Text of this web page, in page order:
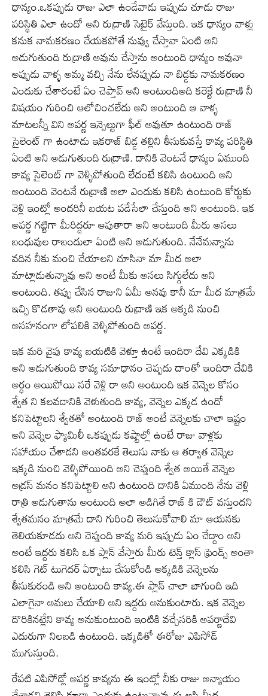
ధాన్యం.ఒకప్పుడు రాజు ఎలా ఉండేవాడు ఇప్పుడు చూడు రాజు
పరిస్థితి ఎలా ఉందో అని రుద్రాణి సెటైర్ వేస్తుంది. ఇక ధాన్యం వాళ్లు
కనుక నామకరణం చేయకపోతే నువ్వు చేస్తావా ఏంటి అని
అడుగుతుంది రుద్రాణి అవును చేస్తాను అంటుంది ధాన్యం అవునా
అప్పుడు వాళ్ళ అమ్మ వచ్చి నేను లేనప్పుడు నా బిడ్డకు నామకరణం
ఎందుకు చేశారంటే ఏం చెప్తావ్ అని అంటుందిఅది కరెక్టే రుద్రాణి నీ
విషయం గురించి ఆలోచించలేదు అని అంటుంది ఆ వాళ్ళ
మాటలన్నీ విని అపర్ణ ఇన్సెల్టుగా ఫీల్ అవుతూ ఉంటుంది రాజ్
సైలెంట్ గా ఉంటాడు ఇకరాజ్ బిడ్డ తల్లిని తీసుకువస్తే కావ్య పరిస్థితి
ఏంటి అని అడుగుతుంది రుద్రాణి. దానికి వెంటనే ధాన్యం ఏముంది
కావ్య సైలెంట్ గా వెళ్ళిపోతుంది లేదంటే కలిసి ఉంటుంది అని
అంటుంది వెంటనే రుద్రాణి అలా ఎందుకు కలిసి ఉంటుంది కోర్టుకు
వెళ్లి ఇంట్లో అందరినీ బయట పడేసేలా చేస్తుంది అని అంటుంది. ఇక
అపర్ణ గట్టిగా మీరిద్దరూ ఆపుతారా అని అంటుంది మీరు అసలు
బంధువుల రాబందులా ఏంటి అని అడుగుతుంది. నేనేమన్నాను
వదిన నీకు మంచి చేయాలని చూసినా మా మీద అలా
మాట్లాడుతున్నావు అని అంటే మీకు అసలు సిగ్గులేదు అని
అంటుంది. తప్పు చేసిన రాజుని ఏమీ అనవు కానీ మా మీద మాత్రమే
ఇచ్చి కొడతావు అని అంటుంది రుద్రాణి ఇక అక్కడి నుంచి
అసహనంగా లోపలికి వెళ్ళిపోతుంది అపర్ణ.
ఇక మరి వైపు కావ్య బయటికి వెళ్తూ ఉంటే ఇందిరా దేవి ఎక్కడికి
అని అడుగుతుంది కావ్య సమాధానం చెప్పదు దాంతో ఇందిరా దేవికి
అర్థం అయిపోయి సరే వెళ్లి రా అని అంటుంది ఇక వెన్నెల కోసం
శ్వేత ని కలవడానికి వెళుతుంది కావ్య, వెన్నెల ఎక్కడ ఉందో
కనిపెట్టాలని శ్వేతతో అంటుంది రాజ్ అంటే వెన్నెలకు చాలా ఇష్టం
అని వెన్నెల ఫ్యామిలీ ఒకప్పుడు కష్టాల్లో ఉంటే రాజు వాళ్లకు
సహాయం చేశాడని అంతవరకే తెలుసు నాకు ఆ తర్వాత వెన్నెల
ఇక్కడి నుంచి వెళ్ళిపోయింది అని చెప్తుంది శ్వేత అయితే వెన్నెల
అడ్రస్ మనం కనిపెట్టాలి అని ఉంటుంది దానికి ఏముంది నేను వెళ్లి
రాత్రి అడుగుతాను అంటుంది అలా అడిగితే రాజ్ కి డౌట్ వస్తుందని
శ్వేతమనం మాత్రమే దాని గురించి తెలుసుకోవాలి మా ఆయనకు
తెలియకూడదు అని చెప్తుంది కావ్య మరి ఇప్పుడు ఏం చేద్దాం అని
అంటే ఇద్దరు కలిసి ఒక ప్లాన్ వేస్తారు మీరు టెన్త్ క్లాస్ ఫ్రెండ్స్ అంతా
కలిసి గెట్ టుగెదర్ ఏర్పాటు చేసుకోండి అక్కడికి వెన్నెలను
తీసుకురండి అని అంటుంది కావ్య.ఈ ప్లాన్ చాలా బాగుంది ఇది
ఎలాగైనా అమలు చేయాలి అని ఇద్దరు అనుకుంటారు. ఇక వెన్నెల
దొరికినట్లేని కావ్య అనుకుంటుంది ఇంటికి వచ్చేసరికి అపర్ణాదేవి
ఎదురుగా నిలబడి ఉంటుంది. ఇక్కడితో ఈరోజు ఎపిసోడ్
ముగుస్తుంది.
రేపటి ఎపిసోడ్లో అపర్ణ కావ్యను ఈ ఇంట్లో నీకు రాజు అన్యాయం